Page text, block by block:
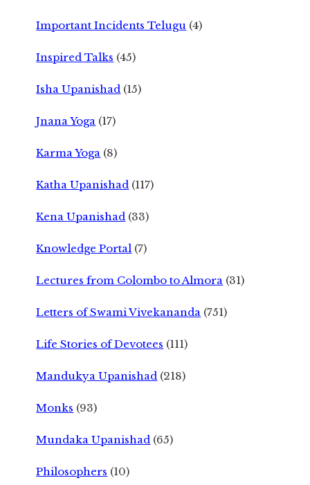
Important Incidents Telugu (4)
Inspired Talks (45)
Isha Upanishad (15)
Jnana Yoga (17)
Karma Yoga (8)
Katha Upanishad (117)
Kena Upanishad (33)
Knowledge Portal (7)
Lectures from Colombo to Almora (31)
Letters of Swami Vivekananda (751)
Life Stories of Devotees (111)
Mandukya Upanishad (218)
Monks (93)
Mundaka Upanishad (65)
Philosophers (10)